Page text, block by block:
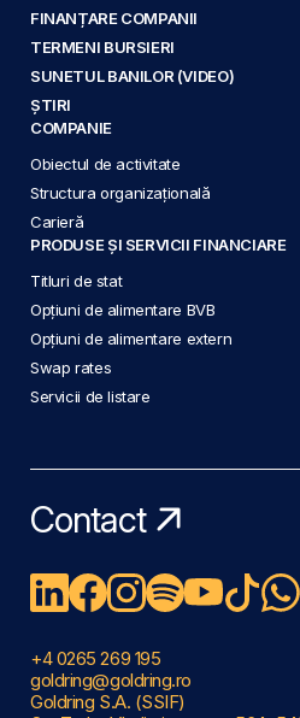
FINANȚARE COMPANII
TERMENI BURSIERI
SUNETUL BANILOR (VIDEO)
ȘTIRI
COMPANIE
Obiectul de activitate
Structura organizațională
Carieră
PRODUSE ȘI SERVICII FINANCIARE
Titluri de stat
Opțiuni de alimentare BVB
Opțiuni de alimentare extern
Swap rates
Servicii de listare
Contact
+4 0265 269 195
goldring@goldring.ro
Goldring S.A. (SSIF)